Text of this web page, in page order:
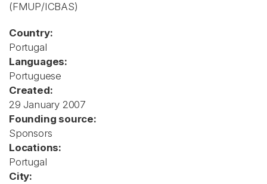
(FMUP/ICBAS)
Country:
Portugal
Languages:
Portuguese
Created:
29 January 2007
Founding source:
Sponsors
Locations:
Portugal
City: